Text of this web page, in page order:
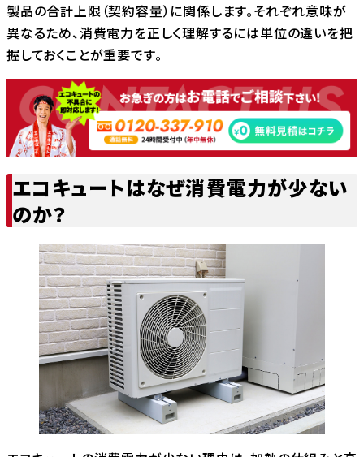
製品の合計上限（契約容量）に関係します。それぞれ意味が
異なるため、消費電力を正しく理解するには単位の違いを把
握しておくことが重要です。
エコキュートはなぜ消費電力が少ない
のか？